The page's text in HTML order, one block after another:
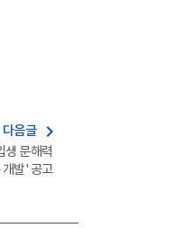
다음글 navigate_next
생 문해력
개발' 공고